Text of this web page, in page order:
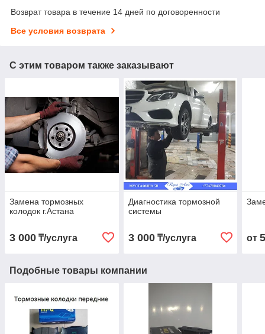
Возврат товара в течение 14 дней по договоренности
Все условия возврата
С этим товаром также заказывают
Замена тормозных
колодок г.Астана
3 000 ₸/услуга
Диагностика тормозной
системы
3 000₸/услуга от
Подобные товары компании